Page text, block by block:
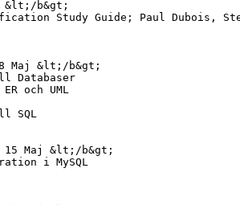
b&gt;
Study Guide; Paul Dubois,
Maj &lt;/b&gt;
Databaser
och UML
SQL
15 Maj &lt;/b&gt;
i MySQL